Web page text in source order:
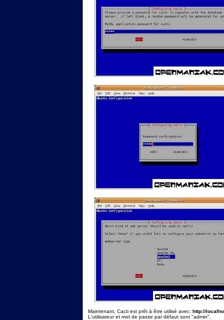
Maintenant, Cacti est prêt à être utilisé avec: http://
L'utilisateur et mot de passe par défaut sont "admin".